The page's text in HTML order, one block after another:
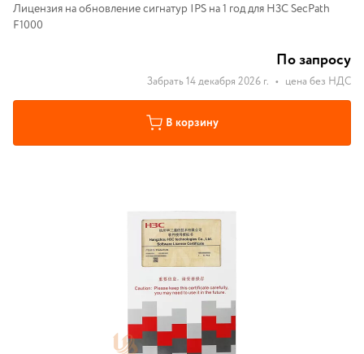
Лицензия на обновление сигнатур IPS на 1 год для H3C SecPath
F1000
По запросу
Забрать 14 декабря 2026 г. • цена без НДС
В корзину